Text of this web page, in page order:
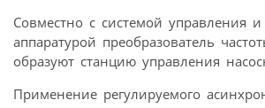
Совместно с системой управления
аппаратурой преобразователь
образуют станцию управления
Применение регулируемого